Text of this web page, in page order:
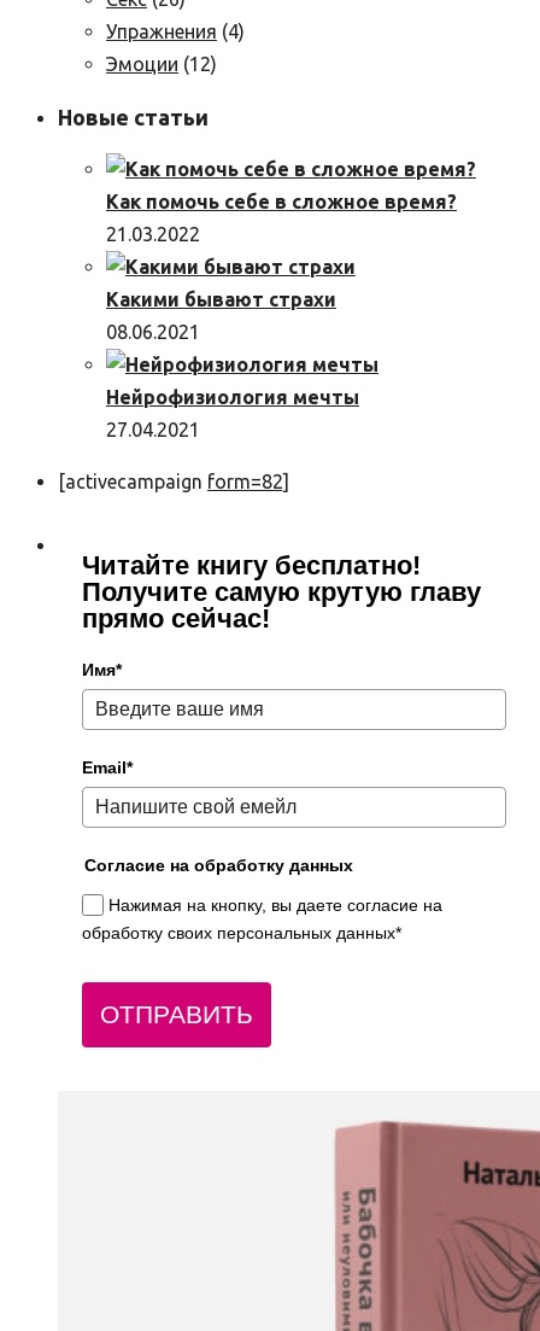
Упражнения (4)
Эмоции (12)
Новые статьи
Как помочь себе в сложное время?
21.03.2022
Какими бывают страхи
08.06.2021
Нейрофизиология мечты
27.04.2021
[activecampaign form=82]
Читайте книгу бесплатно!
Получите самую крутую главу
прямо сейчас!
Имя*
Email*
Согласие на обработку данных
Нажимая на кнопку, вы даете согласие на
обработку своих персональных данных*
ОТПРАВИТЬ